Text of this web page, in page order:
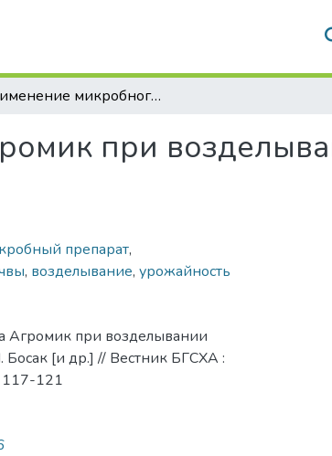
Применение микробного препарата Агромик при возделывании пряно-ароматических культур
при
препарат,
, возделывание, урожайность
Агромик при возделывании
Босак [и др.] // Вестник БГСХА :
117-121